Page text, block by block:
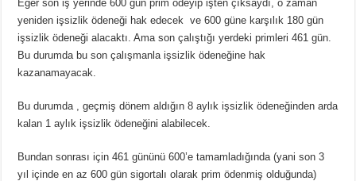
Eğer son iş yerinde 600 gün prim ödeyip işten çıksaydı, o zaman
yeniden işsizlik ödeneği hak edecek ve 600 güne karşılık 180 gün
işsizlik ödeneği alacaktı. Ama son çalıştığı yerdeki primleri 461 gün.
Bu durumda bu son çalışmanla işsizlik ödeneğine hak
kazanamayacak.
Bu durumda , geçmiş dönem aldığın 8 aylık işsizlik ödeneğinden arda
kalan 1 aylık işsizlik ödeneğini alabilecek.
Bundan sonrası için 461 gününü 600’e tamamladığında (yani son 3
yıl içinde en az 600 gün sigortalı olarak prim ödenmiş olduğunda)